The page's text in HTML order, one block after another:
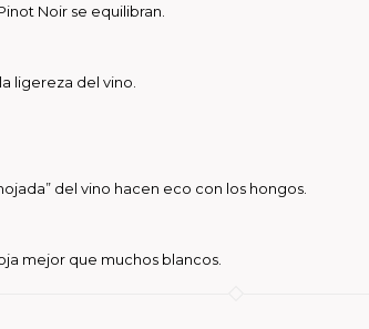
Noir se equilibran.
ligereza del vino.
del vino hacen eco con los hongos.
mejor que muchos blancos.